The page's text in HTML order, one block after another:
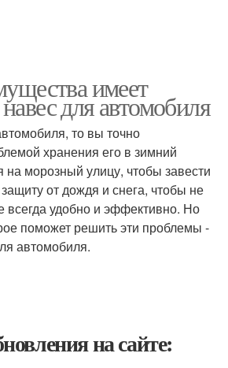
имеет
для автомобиля
то вы точно
хранения его в зимний
морозный улицу, чтобы завести
от дождя и снега, чтобы не
всегда удобно и эффективно. Но
поможет решить эти проблемы -
автомобиля.
на сайте: